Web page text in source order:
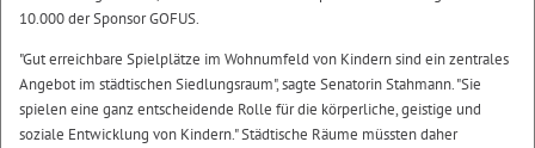
10.000 der Sponsor GOFUS.
"Gut erreichbare Spielplätze im Wohnumfeld von Kindern sind ein zentrales
Angebot im städtischen Siedlungsraum", sagte Senatorin Stahmann. "Sie
spielen eine ganz entscheidende Rolle für die körperliche, geistige und
soziale Entwicklung von Kindern." Städtische Räume müssten daher